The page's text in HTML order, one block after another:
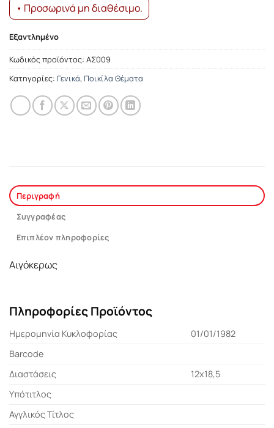
• Προσωρινά μη διαθέσιμο.
Εξαντλημένο
Κωδικός προϊόντος: ΑΣ009
Κατηγορίες: Γενικά, Ποικίλα Θέματα
Περιγραφή
Συγγραφέας
Επιπλέον πληροφορίες
Αιγόκερως
Πληροφορίες Προϊόντος
Ημερομηνία Κυκλοφορίας
01/01/1982
Barcode
Διαστάσεις
12x18,5
Υπότιτλος
Αγγλικός Τίτλος